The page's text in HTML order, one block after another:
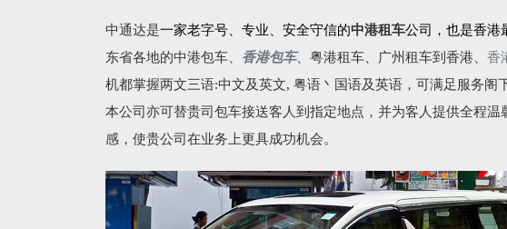
中通达是一家老字号、专业、安全守信的中港租车公司，也是香港
东省各地的中港包车 香港包车、 粤港租车 、广州租车到香港、 香
机都掌握两文三语:中文及英文, 粤语丶国语及英语，可满足服务阁
本公司亦可替贵司包车接送客人到指定地点，并为客人提供全程
感，使贵公司在业务上更具成功机会。